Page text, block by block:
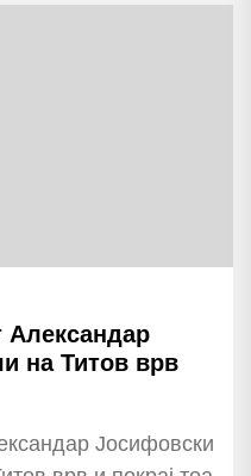
Александар
на Титов врв
Јосифовски